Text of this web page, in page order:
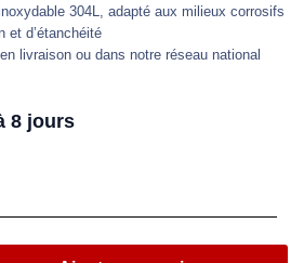
304L, adapté aux milieux corrosifs
et d’étanchéité
livraison ou dans notre réseau national
8 jours